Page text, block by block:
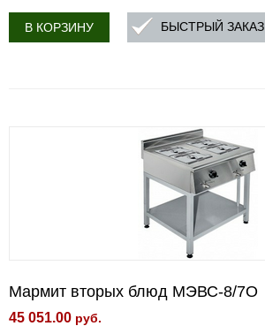
В КОРЗИНУ БЫСТРЫЙ ЗАКАЗ
Мармит вторых блюд МЭВС-8/7О
45 051.00 руб.